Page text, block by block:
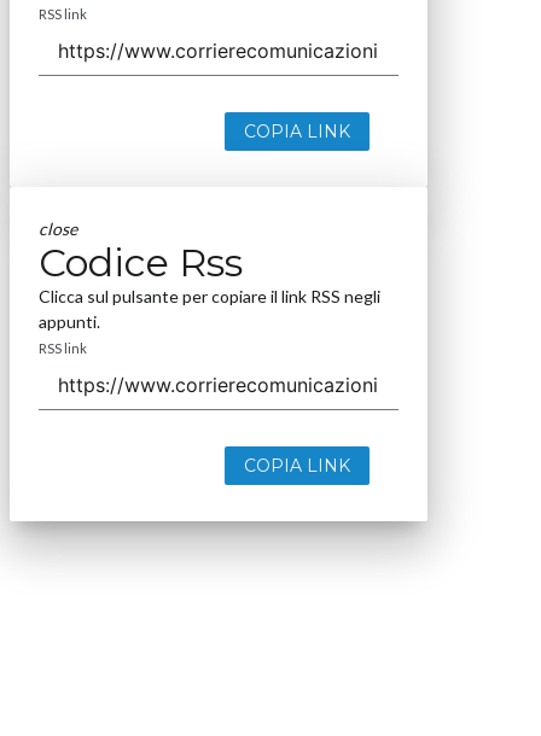
RSS link
COPIA LINK
close
Codice Rss
Clicca sul pulsante per copiare il link RSS negli
appunti.
RSS link
COPIA LINK